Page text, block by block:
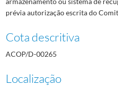
prévia autorização escrita do
Cota descritiva
ACOP/D-00265
Localização